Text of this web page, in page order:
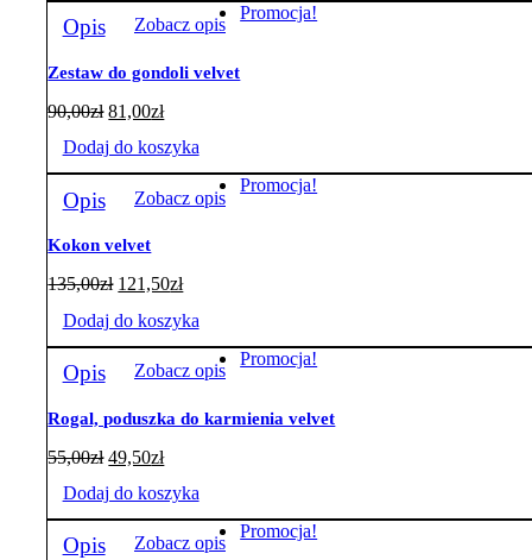
Opis Zobacz opis
Promocja!
Zestaw do gondoli velvet
90,00zł 81,00zł
Dodaj do koszyka
Opis Zobacz opis
Promocja!
Kokon velvet
135,00zł 121,50zł
Dodaj do koszyka
Opis Zobacz opis
Promocja!
Rogal, poduszka do karmienia velvet
55,00zł 49,50zł
Dodaj do koszyka
Opis Zobacz opis
Promocja!